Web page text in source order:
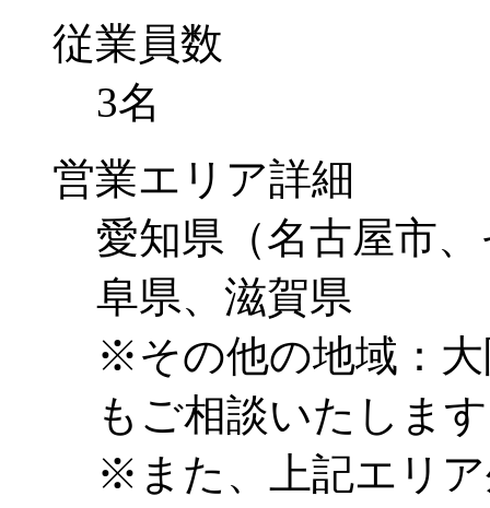
従業員数
3名
営業エリア詳細
愛知県（名古屋市
阜県、滋賀県
※その他の地域：
もご相談いたしま
※また、上記エリ